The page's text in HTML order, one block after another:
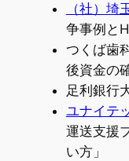
（社）埼
争事例と
つくば歯
後資金の
足利銀行
ユナイテ
運送支援
い方」